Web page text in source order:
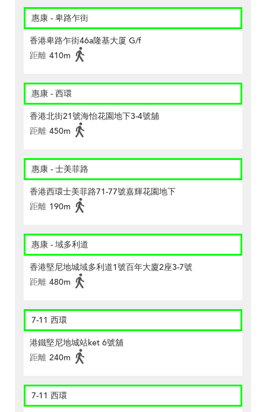
惠康 - 卑路乍街
香港卑路乍街46a隆基大厦 G/f
距離 410m
惠康 - 西環
香港北街21號海怡花園地下3-4號舖
距離 450m
惠康 - 士美菲路
香港西環士美菲路71-77號嘉輝花園地下
距離 190m
惠康 - 域多利道
香港堅尼地城域多利道1號百年大廈2座3-7號
距離 480m
7-11 西環
港鐵堅尼地城站ket 6號舖
距離 240m
7-11 西環